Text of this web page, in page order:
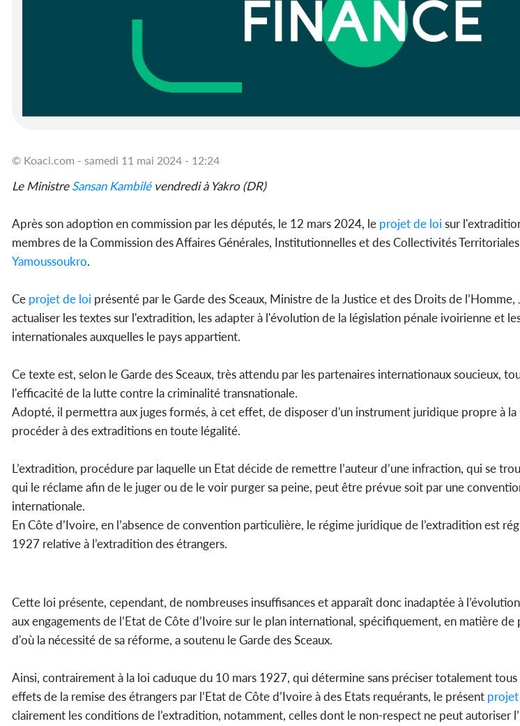
© Koaci.com - samedi 11 mai 2024 - 12:24
Le MinistreSansan Kambilévendredi à Yakro (DR)
Après son adoption en commission par les députés, le 12 mars 2024, le projet de loi sur
membres de la Commission des Affaires Générales, Institutionnelles et des Collectivités
Yamoussoukro.
Ce projet de loi présenté par le Garde des Sceaux, Ministre de la Justice et des Droits de l’Homme,
actualiser les textes sur l'extradition, les adapter à l'évolution de la législation pénale ivoirienne et
internationales auxquelles le pays appartient.
Ce texte est, selon le Garde des Sceaux, très attendu par les partenaires internationaux soucieux,
l'efficacité de la lutte contre la criminalité transnationale.
Adopté, il permettra aux juges formés, à cet effet, de disposer d'un instrument juridique propre à
procéder à des extraditions en toute légalité.
L’extradition, procédure par laquelle un Etat décide de remettre l’auteur d’une infraction, qui se
qui le réclame afin de le juger ou de le voir purger sa peine, peut être prévue soit par une
internationale.
En Côte d’Ivoire, en l’absence de convention particulière, le régime juridique de l’extradition est
1927 relative à l’extradition des étrangers.
Cette loi présente, cependant, de nombreuses insuffisances et apparaît donc inadaptée à
aux engagements de l’Etat de Côte d’Ivoire sur le plan international, spécifiquement, en matière
d'où la nécessité de sa réforme, a soutenu le Garde des Sceaux.
Ainsi, contrairement à la loi caduque du 10 mars 1927, qui détermine sans préciser totalement
effets de la remise des étrangers par l’Etat de Côte d’Ivoire à des Etats requérants, le présent
clairement les conditions de l’extradition, notamment, celles dont le non-respect ne peut autoriser